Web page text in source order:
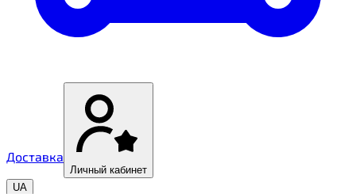
Доставка
Личный кабинет
UA